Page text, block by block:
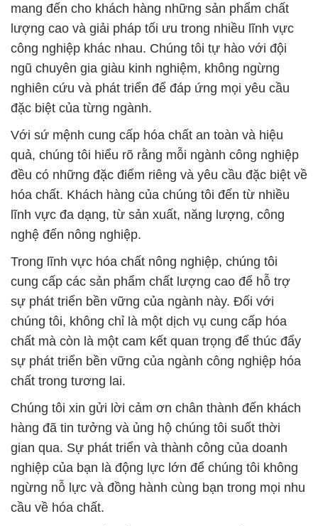
mang đến cho khách hàng những sản phẩm chất
lượng cao và giải pháp tối ưu trong nhiều lĩnh vực
công nghiệp khác nhau. Chúng tôi tự hào với đội
ngũ chuyên gia giàu kinh nghiệm, không ngừng
nghiên cứu và phát triển để đáp ứng mọi yêu cầu
đặc biệt của từng ngành.
Với sứ mệnh cung cấp hóa chất an toàn và hiệu
quả, chúng tôi hiểu rõ rằng mỗi ngành công nghiệp
đều có những đặc điểm riêng và yêu cầu đặc biệt về
hóa chất. Khách hàng của chúng tôi đến từ nhiều
lĩnh vực đa dạng, từ sản xuất, năng lượng, công
nghệ đến nông nghiệp.
Trong lĩnh vực hóa chất nông nghiệp, chúng tôi
cung cấp các sản phẩm chất lượng cao để hỗ trợ
sự phát triển bền vững của ngành này. Đối với
chúng tôi, không chỉ là một dịch vụ cung cấp hóa
chất mà còn là một cam kết quan trọng để thúc đẩy
sự phát triển bền vững của ngành công nghiệp hóa
chất trong tương lai.
Chúng tôi xin gửi lời cảm ơn chân thành đến khách
hàng đã tin tưởng và ủng hộ chúng tôi suốt thời
gian qua. Sự phát triển và thành công của doanh
nghiệp của bạn là động lực lớn để chúng tôi không
ngừng nỗ lực và đồng hành cùng bạn trong mọi nhu
cầu về hóa chất.